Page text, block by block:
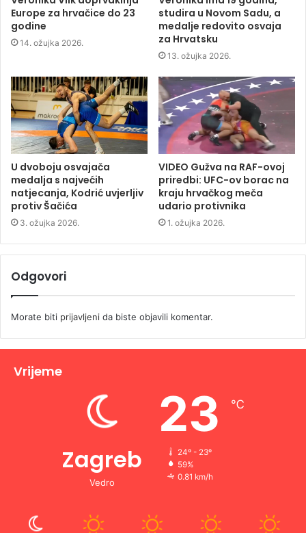
Europe za hrvačice do 23
godine
14. ožujka 2026.
studira u Novom Sadu, a
medalje redovito osvaja
za Hrvatsku
13. ožujka 2026.
U dvoboju osvajača
medalja s najvećih
natjecanja, Kodrić uvjerljiv
protiv Šačića
3. ožujka 2026.
VIDEO Gužva na RAF-ovoj
priredbi: UFC-ov borac na
kraju hrvačkog meča
udario protivnika
1. ožujka 2026.
Odgovori
Morate biti prijavljeni da biste objavili komentar.
Vrijeme
Zagreb
Vedro
23 ℃
24º - 23º
59%
0.81 km/h